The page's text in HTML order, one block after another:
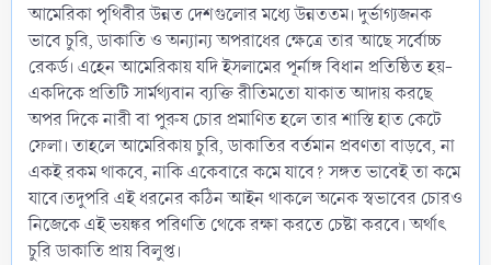
আমেরিকা পৃথিবীর উন্নত দেশগুলোর মধ্যে উন্নততম। দুর্ভাগ্যজনক
ভাবে চুরি, ডাকাতি ও অন্যান্য অপরাধের ক্ষেত্রে তার আছে সর্বোচ্চ
রেকর্ড। এহেন আমেরিকায় যদি ইসলামের পূর্নাঙ্গ বিধান প্রতিষ্ঠিত হয়-
একদিকে প্রতিটি সার্মথ্যবান ব্যক্তি রীতিমতো যাকাত আদায় করছে
অপর দিকে নারী বা পুরুষ চোর প্রমাণিত হলে তার শাস্তি হাত কেটে
ফেলা। তাহলে আমেরিকায় চুরি, ডাকাতির বর্তমান প্রবণতা বাড়বে, না
একই রকম থাকবে, নাকি একেবারে কমে যাবে? সঙ্গত ভাবেই তা কমে
যাবে।তদুপরি এই ধরনের কঠিন আইন থাকলে অনেক স্বভাবের চোরও
নিজেকে এই ভয়ঙ্কর পরিণতি থেকে রক্ষা করতে চেষ্টা করবে। অর্থাৎ
চুরি ডাকাতি প্রায় বিলুপ্ত।